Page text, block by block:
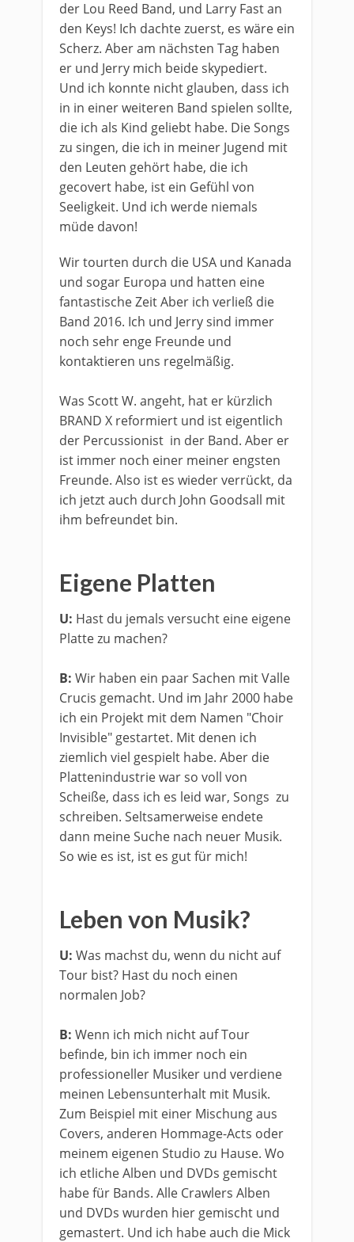
der Lou Reed Band, und Larry Fast an
den Keys! Ich dachte zuerst, es wäre ein
Scherz. Aber am nächsten Tag haben
er und Jerry mich beide skypediert.
Und ich konnte nicht glauben, dass ich
in in einer weiteren Band spielen sollte,
die ich als Kind geliebt habe. Die Songs
zu singen, die ich in meiner Jugend mit
den Leuten gehört habe, die ich
gecovert habe, ist ein Gefühl von
Seeligkeit. Und ich werde niemals
müde davon!
Wir tourten durch die USA und Kanada
und sogar Europa und hatten eine
fantastische Zeit Aber ich verließ die
Band 2016. Ich und Jerry sind immer
noch sehr enge Freunde und
kontaktieren uns regelmäßig.
Was Scott W. angeht, hat er kürzlich
BRAND X reformiert und ist eigentlich
der Percussionist in der Band. Aber er
ist immer noch einer meiner engsten
Freunde. Also ist es wieder verrückt, da
ich jetzt auch durch John Goodsall mit
ihm befreundet bin.
​Eigene Platten
U: Hast du jemals versucht eine eigene
Platte zu machen?
B: Wir haben ein paar Sachen mit Valle
Crucis gemacht. Und im Jahr 2000 habe
ich ein Projekt mit dem Namen "Choir
Invisible" gestartet. Mit denen ich
ziemlich viel gespielt habe. Aber die
Plattenindustrie war so voll von
Scheiße, dass ich es leid war, Songs zu
schreiben. Seltsamerweise endete
dann meine Suche nach neuer Musik.
So wie es ist, ist es gut für mich!
​Leben von Musik?
U: Was machst du, wenn du nicht auf
Tour bist? Hast du noch einen
normalen Job?
B: Wenn ich mich nicht auf Tour
befinde, bin ich immer noch ein
professioneller Musiker und verdiene
meinen Lebensunterhalt mit Musik.
Zum Beispiel mit einer Mischung aus
Covers, anderen Hommage-Acts oder
meinem eigenen Studio zu Hause. Wo
ich etliche Alben und DVDs gemischt
habe für Bands. Alle Crawlers Alben
und DVDs wurden hier gemischt und
gemastert. Und ich habe auch die Mick